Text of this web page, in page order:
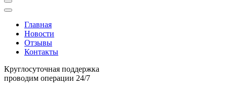
Главная
Новости
Отзывы
Контакты
Круглосуточная поддержка
проводим операции 24/7